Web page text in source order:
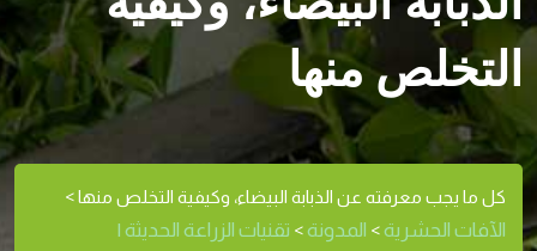
التخلص منها
كل ما يجب معرفته عن الذبابة البيضاء، وكيفية التخلص منها>
الآفات الحشرية> المدونة> تقنيات الزراعة الحديثة |